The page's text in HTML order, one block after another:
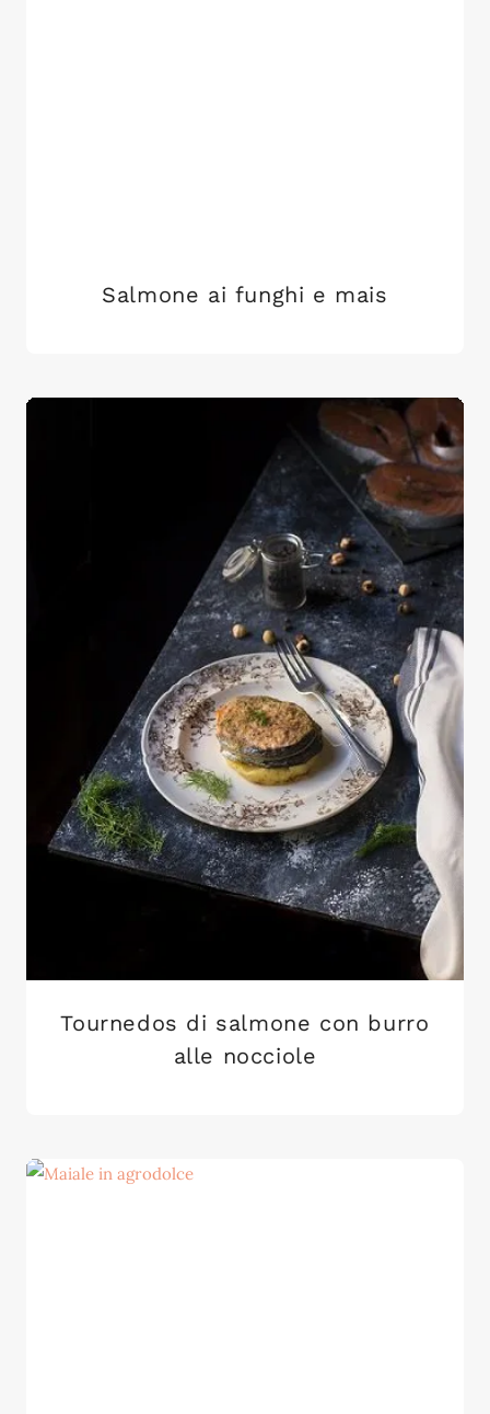
Salmone ai funghi e mais
Tournedos di salmone con burro
alle nocciole